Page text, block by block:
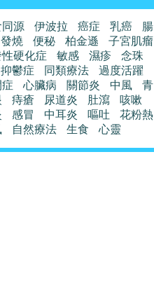
源 伊波拉 癌症 乳癌
腸
發燒
便秘 柏金遜
子宮肌瘤
硬化症
敏感 濕疹
念珠
抑鬱症
同類療法
過度活躍
心臟病 關節炎 中風
青
痔瘡 尿道炎 肚瀉
咳嗽
感冒 中耳炎 嘔吐
花粉熱
自然療法 生食 心靈